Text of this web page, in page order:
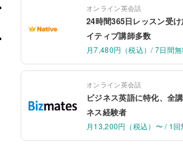
オンライン英会話
24時間365日レッスン受
イティブ講師多数
月7,480円（税込）/ 7日間
オンライン英会話
ビジネス英語に特化、全
ネス経験者
月13,200円（税込）〜 / 1回